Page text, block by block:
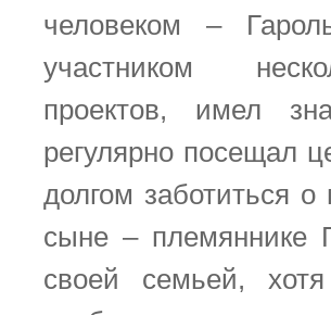
человеком –
участником
проектов, имел
регулярно посещал
долгом заботиться
сыне – племяннике
своей семьей,